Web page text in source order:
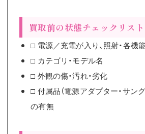
買取前の状態チェックリスト
□ 電源／充電が入り、照射・各機
□ カテゴリ・モデル名
□ 外観の傷・汚れ・劣化
□ 付属品（電源アダプター・サング
の有無